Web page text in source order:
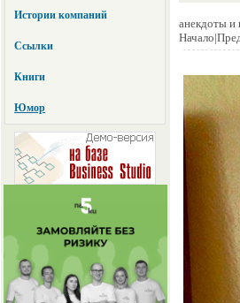
Истории компаний
Ссылки
Книги
Юмор
анекдоты и